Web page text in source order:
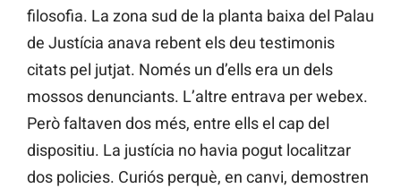
filosofia. La zona sud de la planta baixa del Palau
de Justícia anava rebent els deu testimonis
citats pel jutjat. Només un d’ells era un dels
mossos denunciants. L’altre entrava per webex.
Però faltaven dos més, entre ells el cap del
dispositiu. La justícia no havia pogut localitzar
dos policies. Curiós perquè, en canvi, demostren